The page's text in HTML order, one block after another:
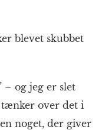
blevet skubbet
– og jeg er slet
tænker over det i
noget, der giver